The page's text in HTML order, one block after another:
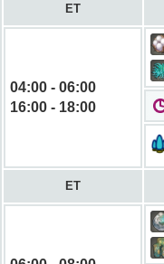
ET
04:00 - 06:00
16:00 - 18:00
ET